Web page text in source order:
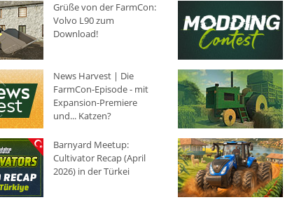
Grüße von der FarmCon:
Volvo L90 zum
Download!
News Harvest | Die
FarmCon-Episode - mit
Expansion-Premiere
und... Katzen?
Barnyard Meetup:
Cultivator Recap (April
2026) in der Türkei